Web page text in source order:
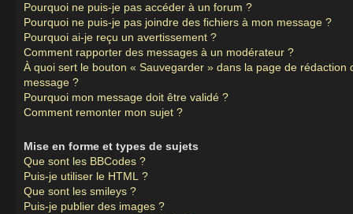
Pourquoi ne puis-je pas accéder à un forum ?
Pourquoi ne puis-je pas joindre des fichiers à mon message ?
Pourquoi ai-je reçu un avertissement ?
Comment rapporter des messages à un modérateur ?
À quoi sert le bouton « Sauvegarder » dans la page de rédaction
message ?
Pourquoi mon message doit être validé ?
Comment remonter mon sujet ?
Mise en forme et types de sujets
Que sont les BBCodes ?
Puis-je utiliser le HTML ?
Que sont les smileys ?
Puis-je publier des images ?